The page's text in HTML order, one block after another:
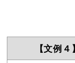
【文例４